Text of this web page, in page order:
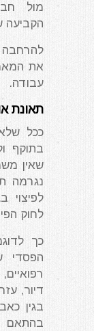
מול
הקביעה
להרחבה
את
עבודה.
תאונת
ככל
בתוקף
שאין
נגרמה
לפיצוי
לחוק
כך
הפסדי
דיור,
בגין
בהתאם